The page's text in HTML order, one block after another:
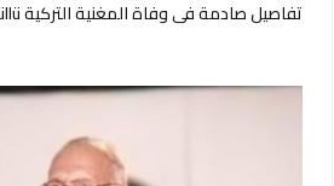
تفاصيل صادمة في وفاة المغنية التركية Güllü.. ابنتها قتلتها عمداً